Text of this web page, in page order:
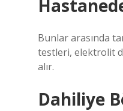
Bunlar arasında
testleri, elektrolit
alır.
Dahiliye